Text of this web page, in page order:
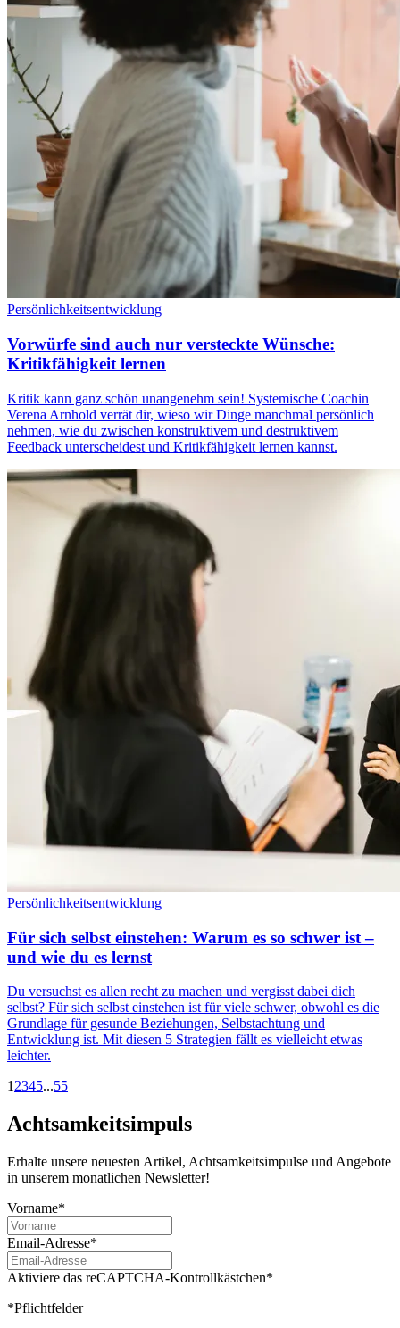
Persönlichkeitsentwicklung
Vorwürfe sind auch nur versteckte Wünsche:
Kritikfähigkeit lernen
Kritik kann ganz schön unangenehm sein! Systemische Coachin
Verena Arnhold verrät dir, wieso wir Dinge manchmal persönlich
nehmen, wie du zwischen konstruktivem und destruktivem
Feedback unterscheidest und Kritikfähigkeit lernen kannst.
Persönlichkeitsentwicklung
Für sich selbst einstehen: Warum es so schwer ist –
und wie du es lernst
Du versuchst es allen recht zu machen und vergisst dabei dich
selbst? Für sich selbst einstehen ist für viele schwer, obwohl es die
Grundlage für gesunde Beziehungen, Selbstachtung und
Entwicklung ist. Mit diesen 5 Strategien fällt es vielleicht etwas
leichter.
1 2345...55
Achtsamkeitsimpuls
Erhalte unsere neuesten Artikel, Achtsamkeitsimpulse und Angebote
in unserem monatlichen Newsletter!
Vorname*
Email-Adresse*
Aktiviere das reCAPTCHA-Kontrollkästchen*
*Pflichtfelder